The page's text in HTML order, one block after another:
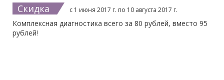
Скидка с 1 июня 2017 г. по 10 августа 2017 г.
Комплексная диагностика всего за 80 рублей, вместо 95
рублей!